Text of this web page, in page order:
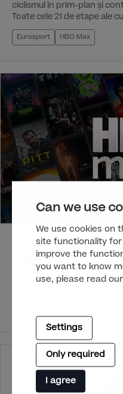
Can we use
We use cookies on
site functionality for
improve the
you want to know
use, please read our
Settings
Only required
I agree
ciclismul în prim-plan și
Toate cele 21 de etape ale
Eurosport și HBO Max, cu
ore de transmisiuni în
Eurosport HBO Max
30/6/2026
Ce să urmărești
iulie
Iulie e despre zilele calde și
joacă pentru titlu pe iarba
promite dueluri între cicliștii
salva universul" („Stuart
în prim-plan personajele
„Președintele Curtis"
diplomatică cu un umor